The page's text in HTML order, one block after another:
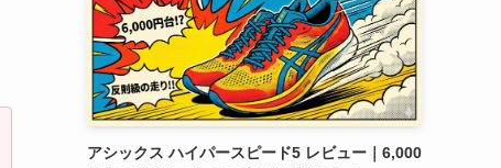
アシックス ハイパースピード5 レビュー｜6,000